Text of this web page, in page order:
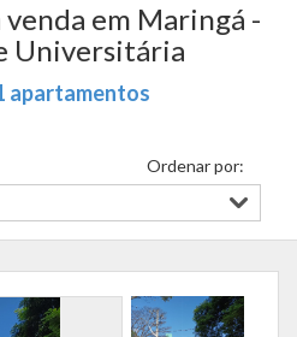
em Maringá -
Universitária
apartamentos
Ordenar por: